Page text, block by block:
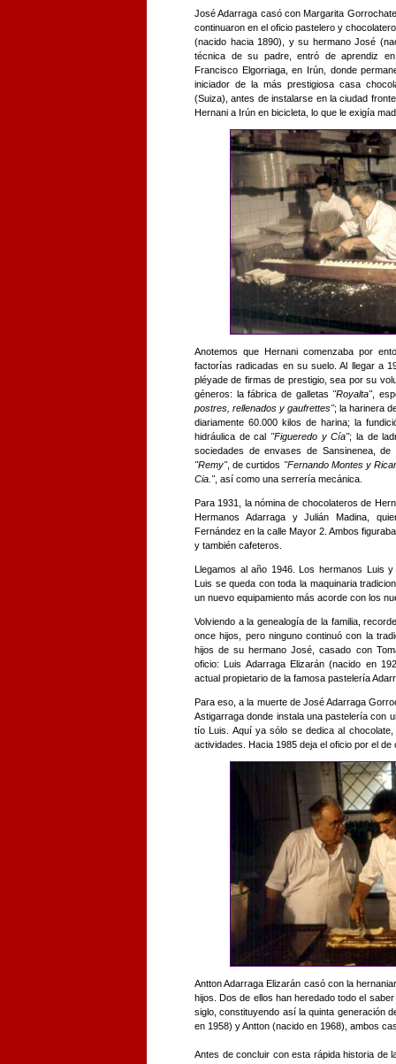
José Adarraga casó con Margarita
continuaron en el oficio pastelero y
(nacido hacia 1890), y su hermano José
técnica de su padre, entró de aprendiz
Francisco Elgorriaga, en Irún, donde
iniciador de la más prestigiosa casa
(Suiza), antes de instalarse en la ciudad
Hernani a Irún en bicicleta, lo que le exigía
Anotemos que Hernani comenzaba por
factorías radicadas en su suelo. Al llegar a
pléyade de firmas de prestigio, sea por su
géneros: la fábrica de galletas "Royalta",
postres, rellenados y gaufrettes"; la harinera
diariamente 60.000 kilos de harina; la
hidráulica de cal "Figueredo y Cía"; la de
sociedades de envases de Sansinenea,
"Remy", de curtidos "Fernando Montes y
Cia.", así como una serrería mecánica.
Para 1931, la nómina de chocolateros de
Hermanos Adarraga y Julián Madina,
Fernández en la calle Mayor 2. Ambos
y también cafeteros.
Llegamos al año 1946. Los hermanos Luis
Luis se queda con toda la maquinaria
un nuevo equipamiento más acorde con los
Volviendo a la genealogía de la familia,
once hijos, pero ninguno continuó con la
hijos de su hermano José, casado con
oficio: Luis Adarraga Elizarán (nacido en
actual propietario de la famosa pastelería
Para eso, a la muerte de José Adarraga
Astigarraga donde instala una pastelería con
tío Luis. Aquí ya sólo se dedica al
actividades. Hacia 1985 deja el oficio por el de
Antton Adarraga Elizarán casó con la
hijos. Dos de ellos han heredado todo el
siglo, constituyendo así la quinta generación
en 1958) y Antton (nacido en 1968), ambos
Antes de concluir con esta rápida historia de